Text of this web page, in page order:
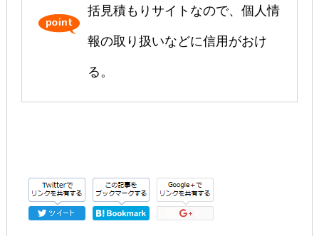
括見積もりサイトなので、個人情
報の取り扱いなどに信用がおけ
る。